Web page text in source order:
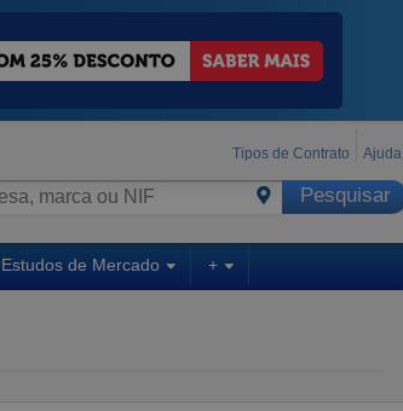
Tipos de Contrato Ajuda
Estudos de Mercado +